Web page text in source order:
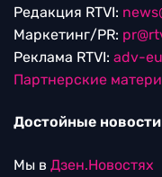
Редакция RTVI:
Маркетинг/PR:
Реклама RTVI: adv-
Партнерские
Достойные новости
Мы в Дзен.Новостях